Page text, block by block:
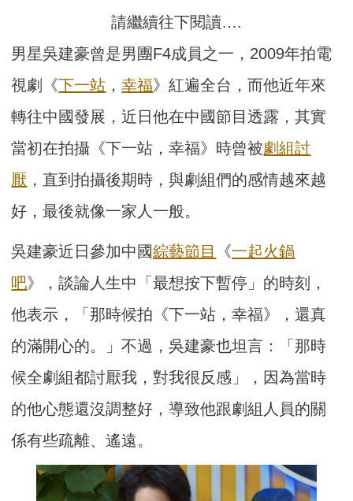
請繼續往下閱讀….
男星吳建豪曾是男團F4成員之一，2009年拍電
視劇《下一站 ，幸福》紅遍全台，而他近年來
轉往中國發展，近日他在中國節目透露，其實
當初在拍攝《下一站，幸福》時曾被劇組討
厭 ，直到拍攝後期時，與劇組們的感情越來越
好，最後就像一家人一般。
吳建豪近日參加中國綜藝節目 《一起火鍋
吧》，談論人生中「最想按下暫停」的時刻，
他表示，「那時候拍《下一站，幸福》，還真
的滿開心的。」不過，吳建豪也坦言：「那時
候全劇組都討厭我，對我很反感」，因為當時
的他心態還沒調整好，導致他跟劇組人員的關
係有些疏離、遙遠。